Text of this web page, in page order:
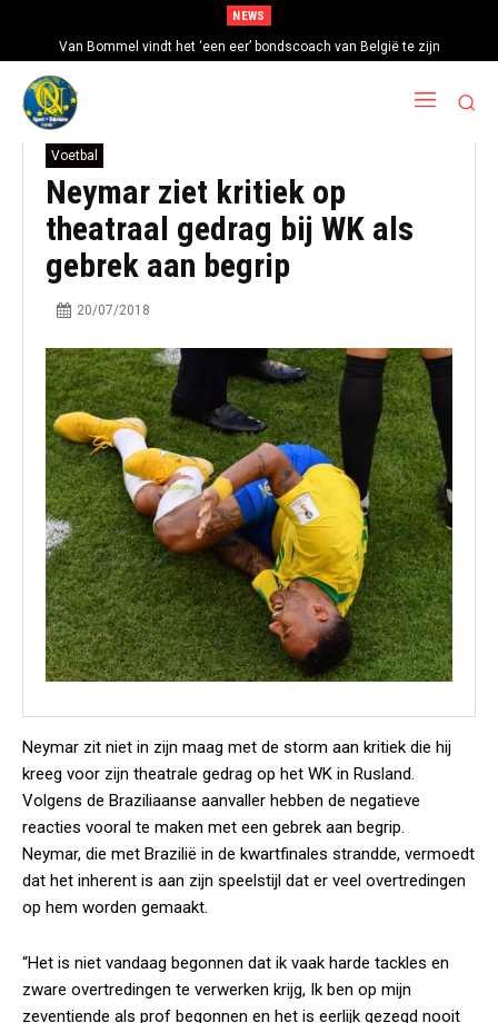
NEWS
Van Bommel vindt het ‘een eer’ bondscoach van België te zijn
Voetbal
Neymar ziet kritiek op
theatraal gedrag bij WK als
gebrek aan begrip
20/07/2018
Neymar zit niet in zijn maag met de storm aan kritiek die hij
kreeg voor zijn theatrale gedrag op het WK in Rusland.
Volgens de Braziliaanse aanvaller hebben de negatieve
reacties vooral te maken met een gebrek aan begrip.
Neymar, die met Brazilië in de kwartfinales strandde, vermoedt
dat het inherent is aan zijn speelstijl dat er veel overtredingen
op hem worden gemaakt.
“Het is niet vandaag begonnen dat ik vaak harde tackles en
zware overtredingen te verwerken krijg, Ik ben op mijn
zeventiende als prof begonnen en het is eerlijk gezegd nooit